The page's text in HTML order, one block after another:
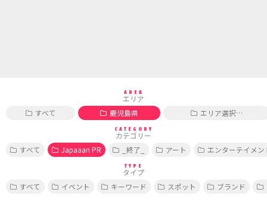
AREA
エリア
すべて
鹿児島県 エリア選択…
CATEGORY
カテゴリー
すべて
Japaaan PR _終了_ アート エンターテイメン
TYPE
タイプ
すべて
イベント キーワード スポット ブランド